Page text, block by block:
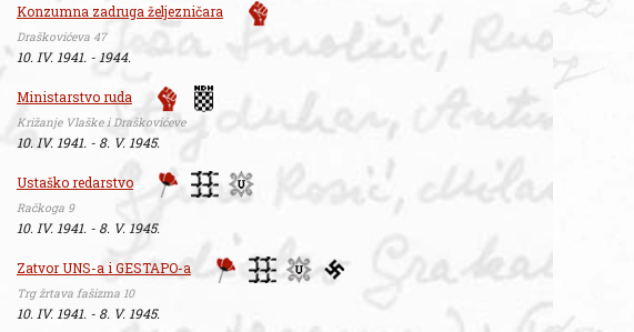
Konzumna zadruga željezničara
Draškovićeva 47
10. IV. 1941. - 1944.
Ministarstvo ruda
Križanje Vlaške i Draškovićeve
10. IV. 1941. - 8. V. 1945.
Ustaško redarstvo
Račkoga 9
10. IV. 1941. - 8. V. 1945.
Zatvor UNS-a i GESTAPO-a
Trg žrtava fašizma 10
10. IV. 1941. - 8. V. 1945.